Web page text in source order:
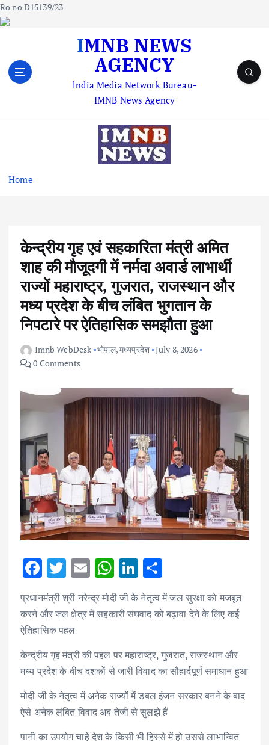
Ro no D15139/23
IMNB NEWS
AGENCY
lndia Media Network Bureau-
IMNB News Agency
Home
केन्द्रीय गृह एवं सहकारिता मंत्री अमित
शाह की मौजूदगी में नर्मदा अवार्ड लाभार्थी
राज्यों महाराष्ट्र, गुजरात, राजस्थान और
मध्य प्रदेश के बीच लंबित भुगतान के
निपटारे पर ऐतिहासिक समझौता हुआ
Imnb WebDesk भोपाल,मध्यप्रदेश July 8, 2026
0 Comments
F
ac
e
b
o
k
T
w
it
te
r
E
m
ai
l
W
h
at
s
p
p
Li
n
k
e
n
h
ar
e
प्रधानमंत्री श्री नरेन्द्र मोदी जी के नेतृत्व में जल सुरक्षा को मजबूत
करने और जल क्षेत्र में सहकारी संघवाद को बढ़ावा देने के लिए कई
ऐतिहासिक पहल
केन्द्रीय गृह मंत्री की पहल पर महाराष्ट्र, गुजरात, राजस्थान और
मध्य प्रदेश के बीच दशकों से जारी विवाद का सौहार्दपूर्ण समाधान हुआ
मोदी जी के नेतृत्व में अनेक राज्यों में डबल इंजन सरकार बनने के बाद
ऐसे अनेक लंबित विवाद अब तेजी से सुलझे हैं
पानी का उपयोग चाहे देश के किसी भी हिस्से में हो उससे लाभान्वित